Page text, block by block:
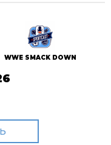
WWE SMACK DOWN